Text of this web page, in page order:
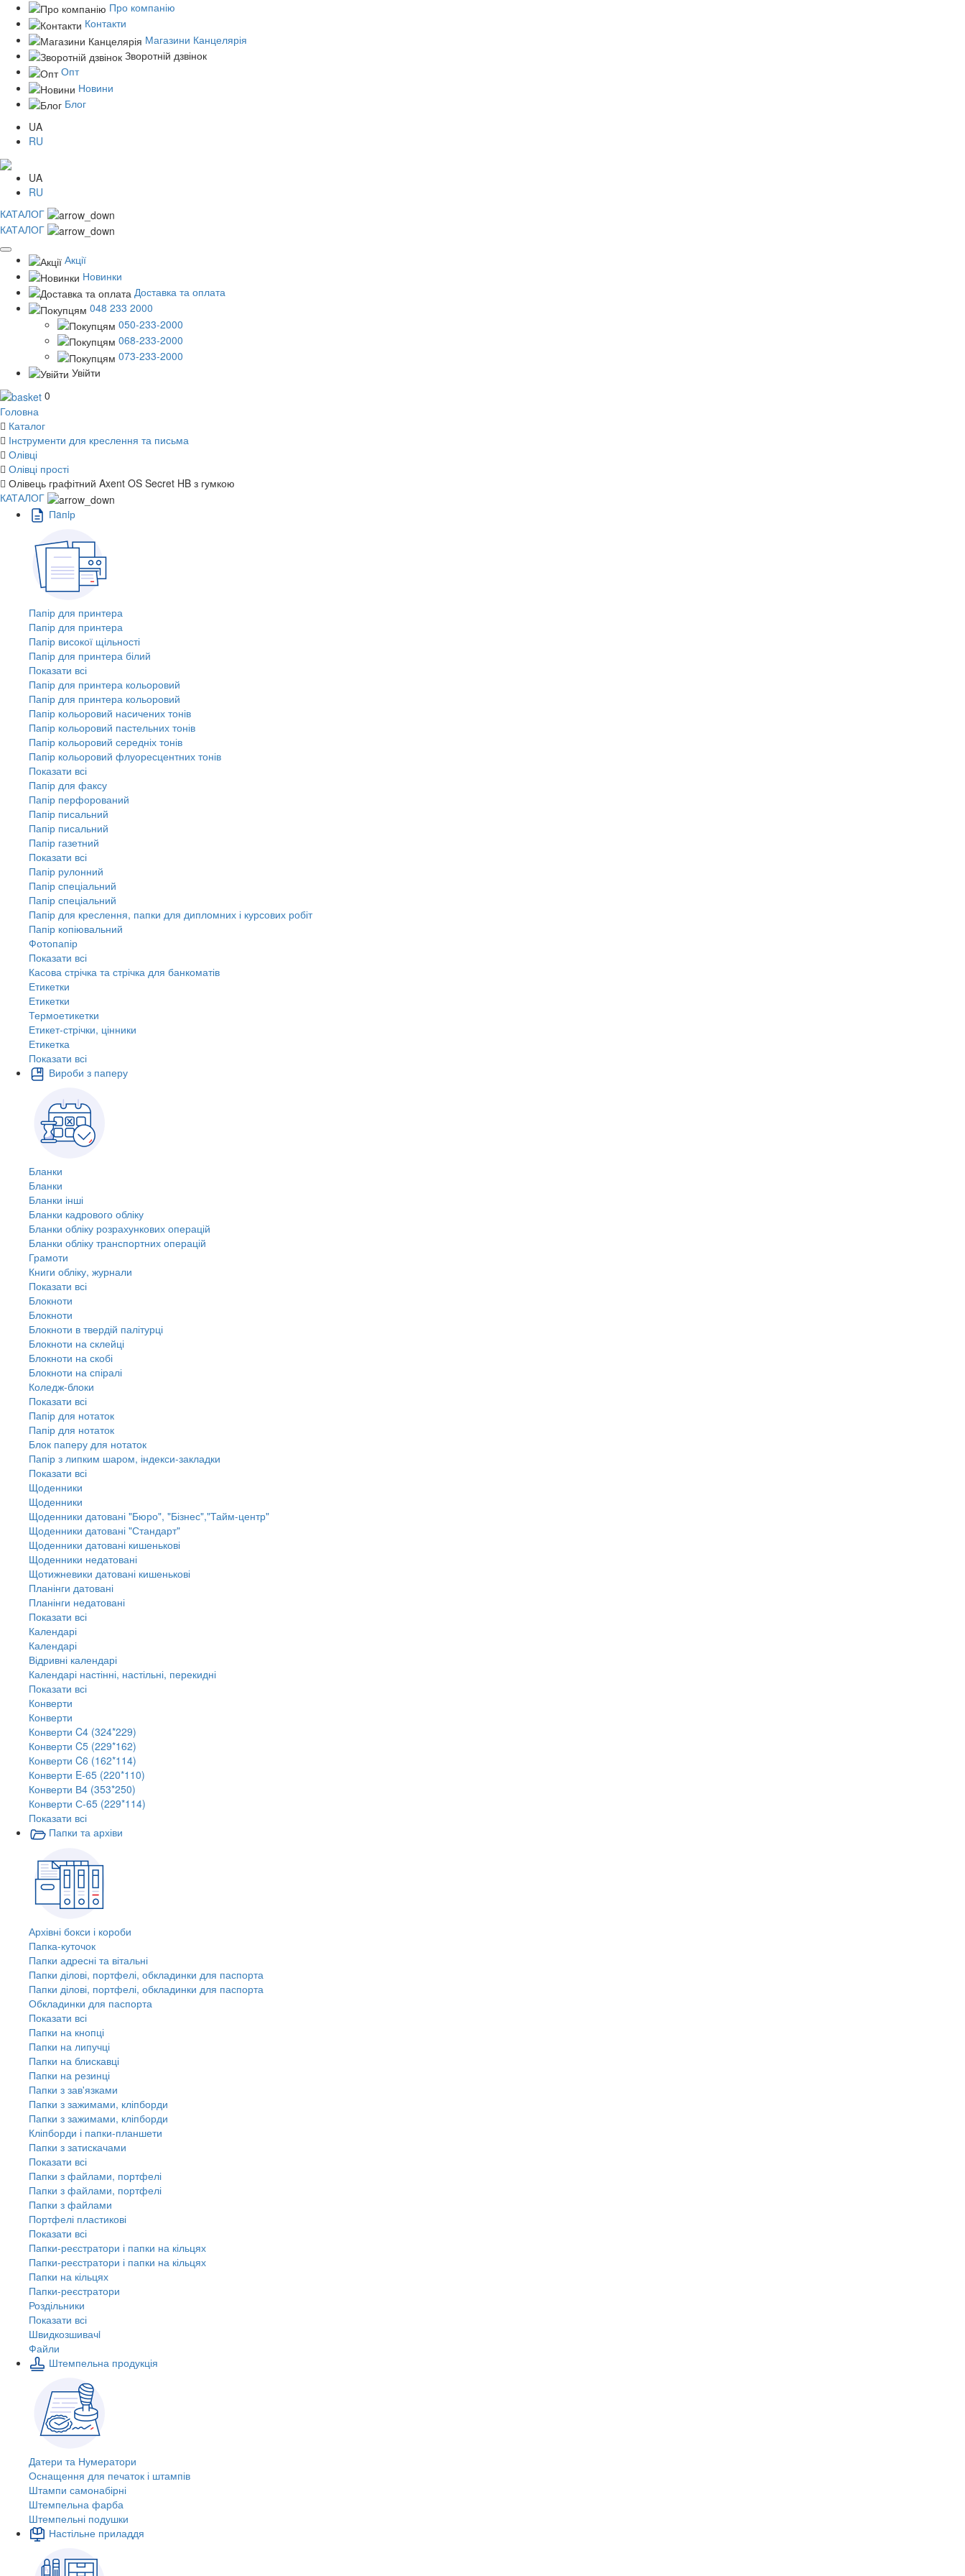
Про компанію
Контакти
Магазини Канцелярія
Зворотній дзвінок
Опт
Новини
Блог
UA
RU
UA
RU
КАТАЛОГ
КАТАЛОГ
Акції
Новинки
Доставка та оплата
048 233 2000
050-233-2000
068-233-2000
073-233-2000
Увійти
0
Головна
Каталог
Інструменти для креслення та письма
Олівці
Олівці прості
Олівець графітний Axent OS Secret HB з гумкою
КАТАЛОГ
Пaпiр
Папір для принтера
Папір для принтера
Папір високої щільності
Папір для принтера білий
Показати всі
Папір для принтера кольоровий
Папір для принтера кольоровий
Папір кольоровий насичених тонів
Папір кольоровий пастельних тонів
Папір кольоровий середніх тонів
Папір кольоровий флуоресцентних тонів
Показати всі
Папір для факсу
Папір перфорований
Папір писальний
Папір писальний
Папір газетний
Показати всі
Папір рулонний
Папір спеціальний
Папір спеціальний
Папір для креслення, папки для дипломних і курсових робіт
Папір копіювальний
Фотопапір
Показати всі
Касова стрічка та стрічка для банкоматів
Етикетки
Етикетки
Термоетикетки
Етикет-стрічки, цінники
Етикетка
Показати всі
Вироби з паперу
Бланки
Бланки
Бланки інші
Бланки кадрового обліку
Бланки обліку розрахункових операцій
Бланки обліку транспортних операцій
Грамоти
Книги обліку, журнали
Показати всі
Блокноти
Блокноти
Блокноти в твердій палітурці
Блокноти на склейці
Блокноти на скобі
Блокноти на спіралі
Коледж-блоки
Показати всі
Папір для нотаток
Папір для нотаток
Блок паперу для нотаток
Папір з липким шаром, індекси-закладки
Показати всі
Щоденники
Щоденники
Щоденники датовані "Бюро", "Бізнес","Тайм-центр"
Щоденники датовані "Стандарт"
Щоденники датовані кишенькові
Щоденники недатовані
Щотижневики датовані кишенькові
Планінги датовані
Планінги недатовані
Показати всі
Календарі
Календарі
Відривні календарі
Календарі настінні, настільні, перекидні
Показати всі
Конверти
Конверти
Конверти C4 (324*229)
Конверти C5 (229*162)
Конверти C6 (162*114)
Конверти E-65 (220*110)
Конверти В4 (353*250)
Конверти С-65 (229*114)
Показати всі
Папки та архіви
Архівні бокси і короби
Папка-куточок
Папки адресні та вітальні
Папки ділові, портфелі, обкладинки для паспорта
Папки ділові, портфелі, обкладинки для паспорта
Обкладинки для паспорта
Показати всі
Папки на кнопці
Папки на липучці
Папки на блискавці
Папки на резинці
Папки з зав'язками
Папки з зажимами, кліпборди
Папки з зажимами, кліпборди
Кліпборди і папки-планшети
Папки з затискачами
Показати всі
Папки з файлами, портфелі
Папки з файлами, портфелі
Папки з файлами
Портфелі пластикові
Показати всі
Папки-реєстратори і папки на кільцях
Папки-реєстратори і папки на кільцях
Папки на кільцях
Папки-реєстратори
Роздільники
Показати всі
Швидкозшивачi
Файли
Штемпельна продукція
Датери та Нумератори
Оснащення для печаток і штампів
Штампи самонабірні
Штемпельна фарба
Штемпельні подушки
Настільне приладдя